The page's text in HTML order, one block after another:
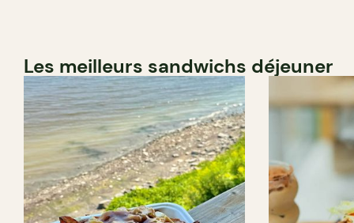
Les meilleurs sandwichs déjeuner